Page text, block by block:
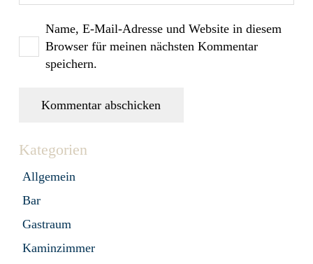
Name, E-Mail-Adresse und Website in diesem
Browser für meinen nächsten Kommentar
speichern.
Kommentar abschicken
Kategorien
Allgemein
Bar
Gastraum
Kaminzimmer